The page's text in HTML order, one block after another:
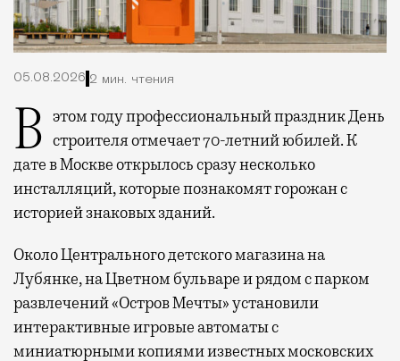
05.08.2026 2 мин. чтения
В этом году профессиональный праздник День строителя отмечает 70-летний юбилей. К
дате в Москве открылось сразу несколько
инсталляций, которые познакомят горожан с
историей знаковых зданий.
Около Центрального детского магазина на
Лубянке, на Цветном бульваре и рядом с парком
развлечений «Остров Мечты» установили
интерактивные игровые автоматы с
миниатюрными копиями известных московских